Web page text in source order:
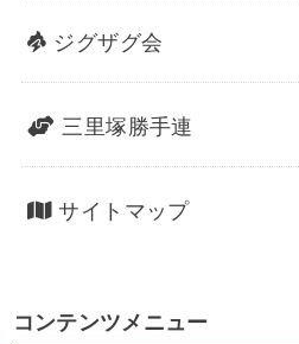
ジグザグ会
三里塚勝手連
サイトマップ
コンテンツメニュー